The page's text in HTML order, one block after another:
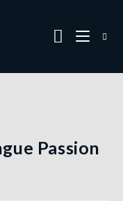
Passion